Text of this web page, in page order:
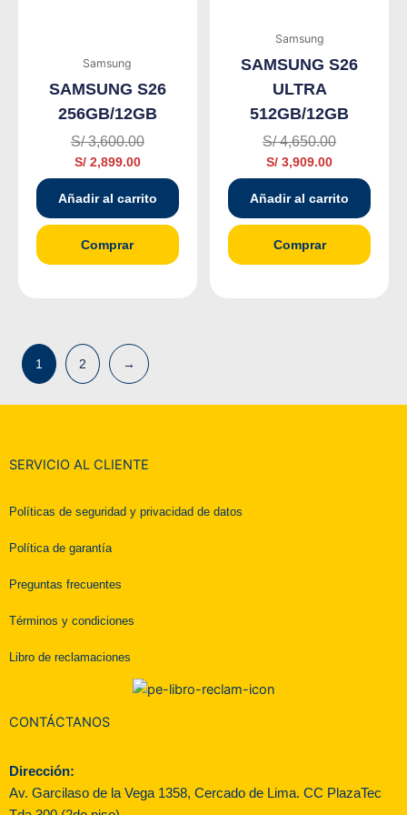
Samsung
SAMSUNG S26
256GB/12GB
S/3,600.00
S/2,899.00
Añadir al carrito
Comprar
Samsung
SAMSUNG S26
ULTRA
512GB/12GB
S/4,650.00
S/ 3,909.00
Añadir al carrito
Comprar
1 2 →
SERVICIO AL CLIENTE
Políticas de seguridad y privacidad de datos
Política de garantía
Preguntas frecuentes
Términos y condiciones
Libro de reclamaciones
CONTÁCTANOS
Dirección:
Av. Garcilaso de la Vega 1358, Cercado de Lima. CC PlazaTec